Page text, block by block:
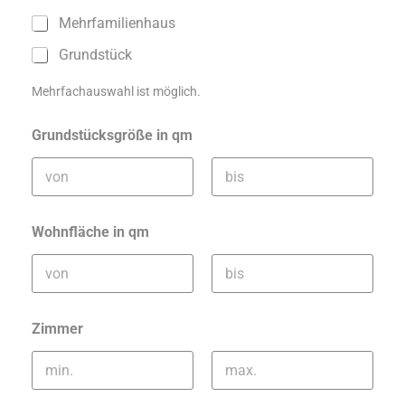
Mehrfamilienhaus
Grundstück
Mehrfachauswahl ist möglich.
Grundstücksgröße in qm
Wohnfläche in qm
Zimmer